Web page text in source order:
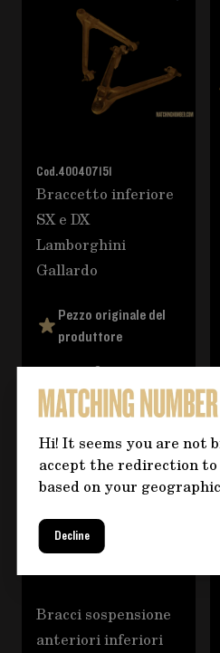
Hi! It seems you are not
accept the redirection
based on your
Decline
Cod.400407151
Braccetto inferiore
SX e DX
Lamborghini
Gallardo
Pezzo originale del
produttore
Bracci sospensione
anteriori inferiori